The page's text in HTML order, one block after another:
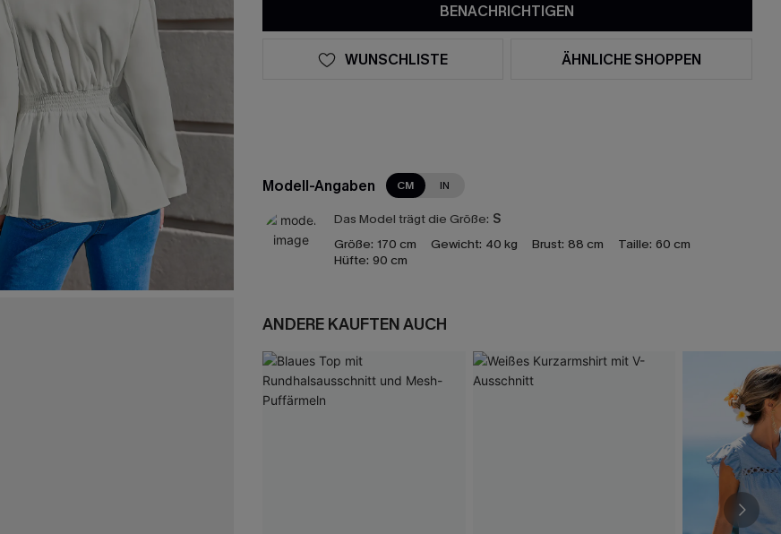
BENACHRICHTIGEN
WUNSCHLISTE ÄHNLICHE SHOPPEN
Modell-Angaben CM IN
Das Model trägt die Größe: S
Größe: 170 cm Gewicht: 40 kg Brust: 88 cm Taille: 60 cm
Hüfte: 90 cm
ANDERE KAUFTEN AUCH